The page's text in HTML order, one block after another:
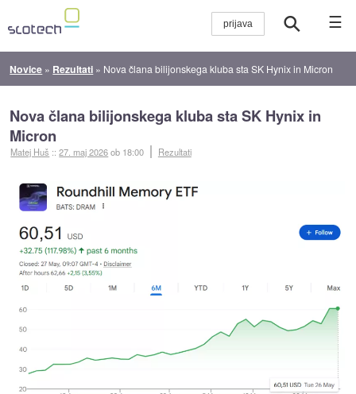
☰
Novice » Rezultati » Nova člana bilijonskega kluba sta SK Hynix in Micron
Nova člana bilijonskega kluba sta SK Hynix in
Micron
Matej Huš ::27. maj 2026ob 18:00 Rezultati